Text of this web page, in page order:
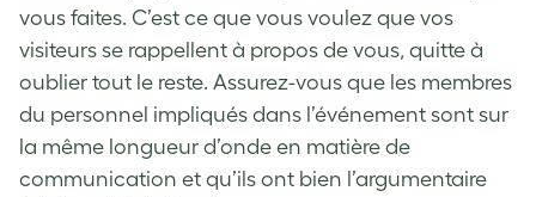
vous faites. C’est ce que vous voulez que vos
visiteurs se rappellent à propos de vous, quitte à
oublier tout le reste. Assurez-vous que les membres
du personnel impliqués dans l’événement sont sur
la même longueur d’onde en matière de
communication et qu’ils ont bien l’argumentaire